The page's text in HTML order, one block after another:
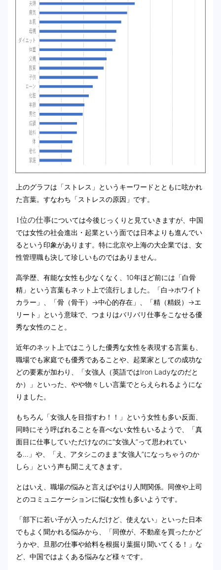
上のグラフは「ストレス」というキーワードとともに呟かれ
た言葉。すなわち「ストレスの原因」です。
1位の仕事については今後じっくりと見ていきますが、中国
では女性の社会進出・起業という面では日本よりも進んでい
るという印象があります。特に北京や上海の大企業では、女
性管理職も決して珍しいものではありません。
高学歴、有能な女性も少なくなく、10年ほど前には「白骨
精」という言葉もネット上で流行しました。「白→ホワイト
カラー」、「骨（骨干）→中心的存在」、「精（精鋭）→エ
リート」という意味で、つまりはバリバリ仕事をこなせる優
秀な女性のこと。
近年のネット上ではこうした優秀な女性を表現する言葉も、
職場でも家庭でも優秀であることや、起業家としての成功な
どの要素が加わり、「女強人（英語ではIron Ladyなのだと
か）」といった、やや物々しい言葉でとらえられるようにな
りました。
もちろん「女強人を目指すわ！！」という女性も多い反面、
同時にそう呼ばれることを喜べない女性もいるようで、「真
面目に仕事していただけなのに“女強人”って思われてい
る…」や、「え、アタシこのまま“女強人”になっちゃうのか
しら」という声も聞こえてきます。
とはいえ、職場の悩みと言えばやはり人間関係。同僚や上司
とのコミュニケーションに悩む女性も多いようです。
「部下に若い子が入ったんだけど、使えない」といった日本
でもよく聞かれる悩みから、「同僚が、不動産を買ったかど
うかや、旦那の仕事や給料を根掘り葉掘り聞いてくる！」な
ど、中国ではよくある悩みなど様々です。